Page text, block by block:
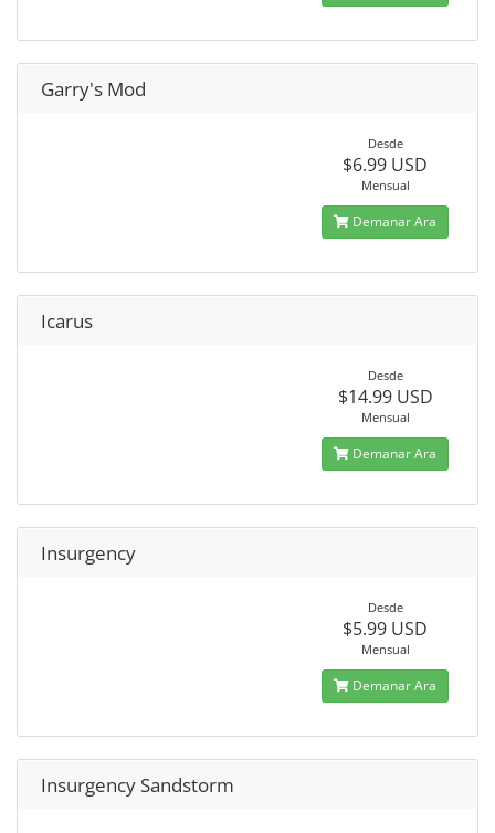
Garry's Mod
Desde
$6.99 USD
Mensual
Demanar Ara
Icarus
Desde
$14.99 USD
Mensual
Demanar Ara
Insurgency
Desde
$5.99 USD
Mensual
Demanar Ara
Insurgency Sandstorm